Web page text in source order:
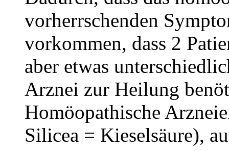
vorherrschenden
vorkommen, dass 2
aber etwas
Arznei zur Heilung
Homöopathische
Silicea = Kieselsäure),